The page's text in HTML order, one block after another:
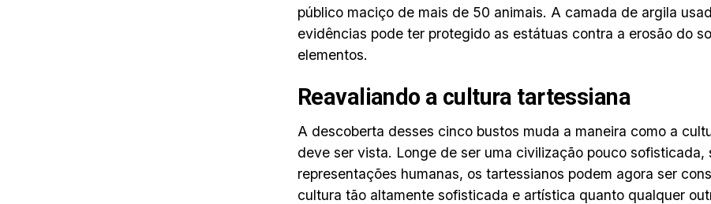
público maciço de mais de 50 animais. A camada de argila
evidências pode ter protegido as estátuas contra a erosão do
elementos.
Reavaliando a cultura tartessiana
A descoberta desses cinco bustos muda a maneira como a
deve ser vista. Longe de ser uma civilização pouco sofisticada,
representações humanas, os tartessianos podem agora ser
cultura tão altamente sofisticada e artística quanto qualquer